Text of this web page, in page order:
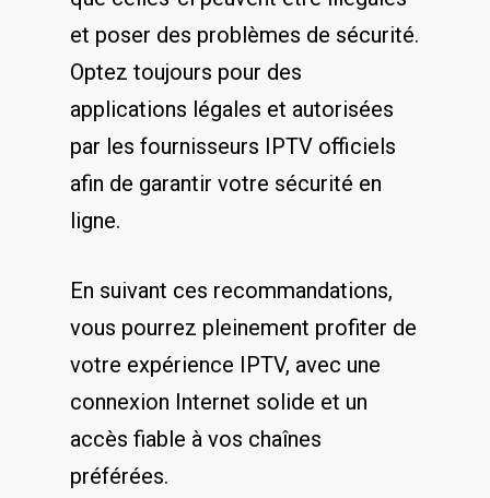
et poser des problèmes de sécurité.
Optez toujours pour des
⁢applications légales⁢ et autorisées
par les fournisseurs IPTV officiels
afin de garantir votre sécurité en⁣
ligne.
En suivant ces recommandations,⁣
vous pourrez pleinement ​profiter de
votre expérience‌ IPTV, ⁢avec ⁣une
connexion Internet ⁢solide et un
‍accès fiable⁣ à vos chaînes
‌préférées.